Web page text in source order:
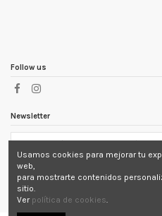
Follow us
Newsletter
Puede darse de baja en cualquier momento. Para
consulte nuestra información de contacto en el
legal.
Usamos cookies para mejorar tu
web,
para mostrarte contenidos
sitio.
Ver política de cookies.